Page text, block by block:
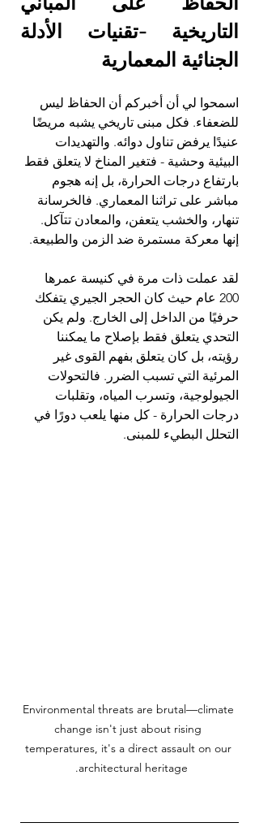
الجنائية المعمارية
اسمحوا لي أن أخبركم أن الحفاظ ليس
للضعفاء. فكل مبنى تاريخي يشبه مريضًا
عنيدًا يرفض تناول دوائه. والتهديدات
البيئية وحشية - فتغير المناخ لا يتعلق فقط
بارتفاع درجات الحرارة، بل إنه هجوم
مباشر على تراثنا المعماري. فالخرسانة
تنهار، والخشب يتعفن، والمعادن تتآكل.
إنها معركة مستمرة ضد الزمن والطبيعة.
لقد عملت ذات مرة في كنيسة عمرها
200 عام حيث كان الحجر الجيري يتفكك
حرفيًا من الداخل إلى الخارج. ولم يكن
التحدي يتعلق فقط بإصلاح ما يمكننا
رؤيته، بل كان يتعلق بفهم القوى غير
المرئية التي تسبب الضرر. فالتحولات
الجيولوجية، وتسرب المياه، وتقلبات
درجات الحرارة - كل منها يلعب دورًا في
التحلل البطيء للمبنى.
Environmental threats are brutal—climate
change isn't just about rising
temperatures, it's a direct assault on our
architectural heritage.